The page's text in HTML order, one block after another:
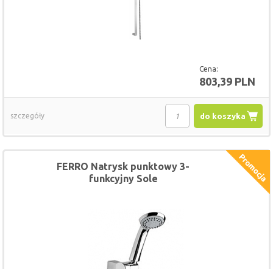
Cena:
803,39 PLN
do koszyka
szczegóły
FERRO Natrysk punktowy 3-
funkcyjny Sole